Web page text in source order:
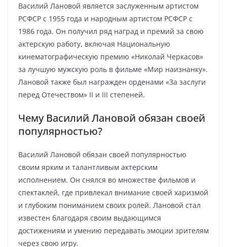
Василий Лановой является заслуженным артистом
РСФСР с 1955 года и народным артистом РСФСР с
1986 года. Он получил ряд наград и премий за свою
актерскую работу, включая Национальную
кинематографическую премию «Николай Черкасов»
за лучшую мужскую роль в фильме «Мир наизнанку».
Лановой также был награжден орденами «За заслуги
перед Отечеством» II и III степеней.
Чему Василий Лановой обязан своей
популярностью?
Василий Лановой обязан своей популярностью
своим ярким и талантливым актерским
исполнением. Он снялся во множестве фильмов и
спектаклей, где привлекал внимание своей харизмой
и глубоким пониманием своих ролей. Лановой стал
известен благодаря своим выдающимся
достижениям и умению передавать эмоции зрителям
через свою игру.